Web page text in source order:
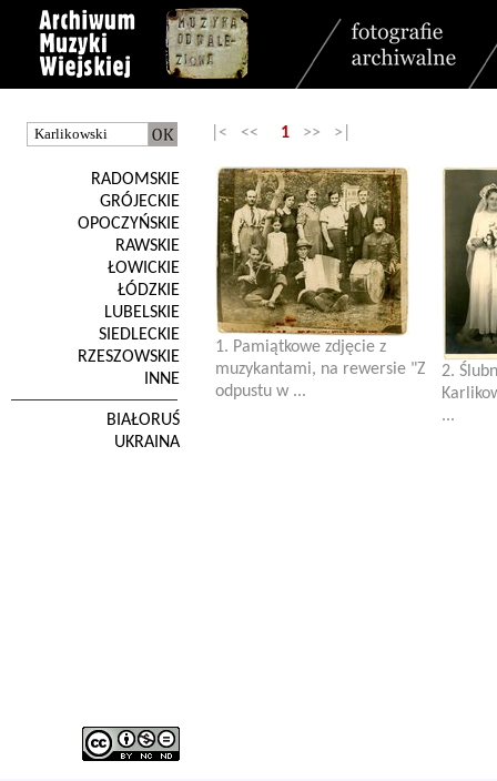
RADOMSKIE
GRÓJECKIE
OPOCZYŃSKIE
RAWSKIE
ŁOWICKIE
ŁÓDZKIE
LUBELSKIE
SIEDLECKIE
RZESZOWSKIE
INNE
BIAŁORUŚ
UKRAINA
|< << 1 >> >|
1. Pamiątkowe zdjęcie z
muzykantami, na rewersie "Z
odpustu w ...
2.
...